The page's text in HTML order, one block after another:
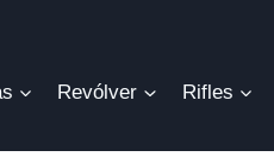
Revólver Rifles